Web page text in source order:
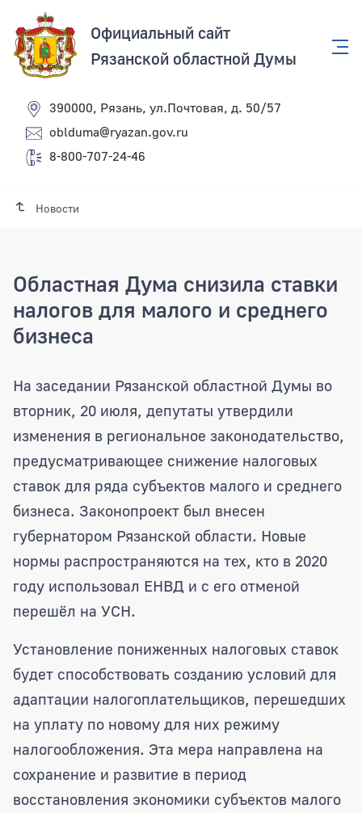
Официальный сайт
Рязанской областной Думы
390000, Рязань, ул.Почтовая, д. 50/57
oblduma@ryazan.gov.ru
8-800-707-24-46
Новости
Областная Дума снизила ставки
налогов для малого и среднего
бизнеса
Областная Дума снизила ставки
На заседании Рязанской областной Думы во
вторник, 20 июля, депутаты утвердили
изменения в региональное законодательство,
предусматривающее снижение налоговых
ставок для ряда субъектов малого и среднего
бизнеса. Законопроект был внесен
губернатором Рязанской области. Новые
нормы распространяются на тех, кто в 2020
году использовал ЕНВД и с его отменой
перешёл на УСН.
Установление пониженных налоговых ставок
будет способствовать созданию условий для
адаптации налогоплательщиков, перешедших
на уплату по новому для них режиму
налогообложения. Эта мера направлена на
сохранение и развитие в период
восстановления экономики субъектов малого